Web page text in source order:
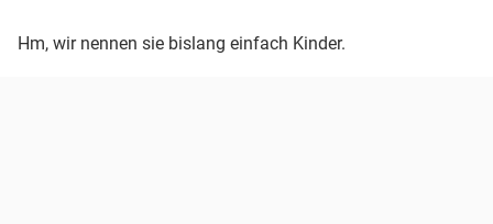
Hm, wir nennen sie bislang einfach Kinder.